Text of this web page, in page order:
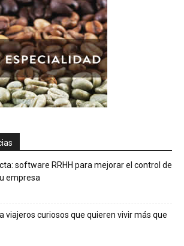
software RRHH para mejorar el control de
empresa
viajeros curiosos que quieren vivir más que